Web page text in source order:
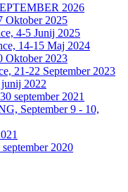
2026
Oktober 2025
4-5 Junij 2025
14-15 Maj 2024
Oktober 2023
21-22 September 2023
2022
september 2021
September 9 - 10,
2020